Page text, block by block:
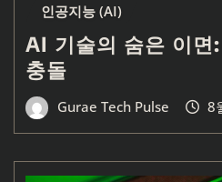
인공지능 (AI)
AI 기술의 숨은 이면
충돌
Gurae Tech Pulse 8